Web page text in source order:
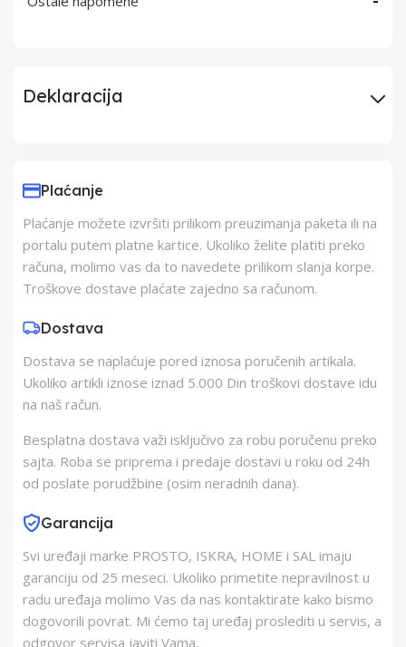
Deklaracija
Proizvođač
Schukat Electronic
gmbh
Zemlja Uvoza Kina
Plaćanje
Plaćanje možete izvršiti prilikom preuzimanja paketa ili na
portalu putem platne kartice. Ukoliko želite platiti preko
računa, molimo vas da to navedete prilikom slanja korpe.
Troškove dostave plaćate zajedno sa računom.
Dostava
Dostava se naplaćuje pored iznosa poručenih artikala.
Ukoliko artikli iznose iznad 5.000 Din troškovi dostave idu
na naš račun.
Besplatna dostava važi isključivo za robu poručenu preko
sajta. Roba se priprema i predaje dostavi u roku od 24h
od poslate porudžbine (osim neradnih dana).
Garancija
Svi uređaji marke PROSTO, ISKRA, HOME i SAL imaju
garanciju od 25 meseci. Ukoliko primetite nepravilnost u
radu uređaja molimo Vas da nas kontaktirate kako bismo
dogovorili povrat. Mi ćemo taj uređaj proslediti u servis, a
odgovor servisa javiti Vama.